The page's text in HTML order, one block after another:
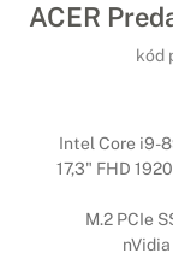
ACER
kód
Intel Core i9-
17,3" FHD
M.2 PCIe